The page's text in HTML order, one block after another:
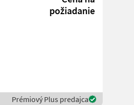
požiadanie
Prémiový Plus predajca